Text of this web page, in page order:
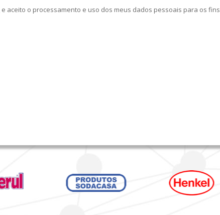
e aceito o processamento e uso dos meus dados pessoais para os fins